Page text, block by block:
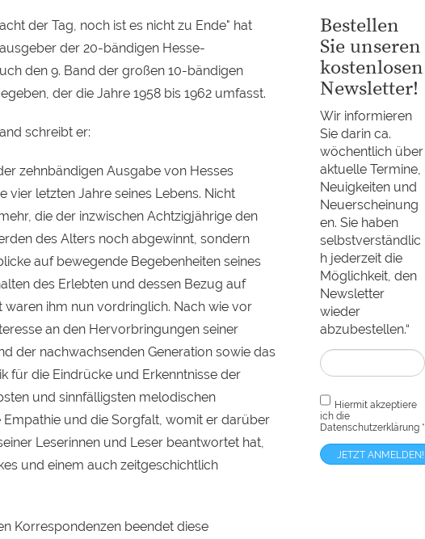
der Tag, noch ist es nicht zu Ende" hat
der 20-bändigen Hesse-
den 9. Band der großen 10-bändigen
der die Jahre 1958 bis 1962 umfasst.
schreibt er:
zehnbändigen Ausgabe von Hesses
vier letzten Jahre seines Lebens. Nicht
die der inzwischen Achtzigjährige den
des Alters noch abgewinnt, sondern
auf bewegende Begebenheiten seines
des Erlebten und dessen Bezug auf
ihm nun vordringlich. Nach wie vor
an den Hervorbringungen seiner
der nachwachsenden Generation sowie das
für die Eindrücke und Erkenntnisse der
und sinnfälligsten melodischen
Empathie und die Sorgfalt, womit er darüber
Leserinnen und Leser beantwortet hat,
und einem auch zeitgeschichtlich
Korrespondenzen beendet diese
Bestellen
Sie unseren
kostenlosen
Newsletter!
Wir informieren
Sie darin ca.
wöchentlich über
aktuelle Termine,
Neuigkeiten und
Neuerscheinung
en. Sie haben
selbstverständlic
h jederzeit die
Möglichkeit, den
Newsletter
wieder
abzubestellen.“
Hiermit akzeptiere
ich die
Datenschutzerklärung *